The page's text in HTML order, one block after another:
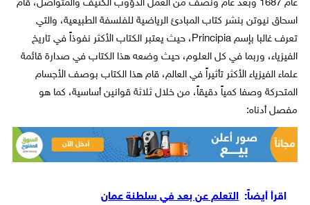
عام 1687 وبعد عام ونصف من العمل الدؤوب الكثيف والمتواصل، قام
اسحاق نيوتن بنشر كتاب المبادئ الرياضية للفلسفة الطبيعية، والتي
تعرف غالبا بإسم Principia، حيث يعتبر الكتاب الأكثر نفوذاً في تاريخ
الفيزياء، وربما في كل العلوم، حيث وضعه هذا الكتاب في صدارة قائمة
علماء الفيزياء الأكثر تأثيراً في العالم، قام هذا الكتاب بوصف الأجسام
المتحركة وصفا كمياً دقيقاً، من خلال ثلاثة قوانين أساسية، كما هو
مفصل أدناه:
اقرأ أيضاً: التعلم عن بعد في سلطنة عمان